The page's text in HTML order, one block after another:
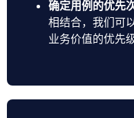
确定用例的优先次
相结合，我们可
业务价值的优先